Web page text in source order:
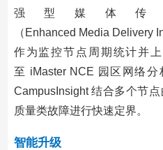
强型媒体传
（Enhanced Media Delivery
作为监控节点周期统计并
至 iMaster NCE 园区网络分
CampusInsight 结合多个节
质量类故障进行快速定界。
智能升级